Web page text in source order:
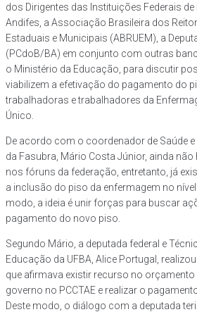
dos Dirigentes das Instituições Federais
Andifes, a Associação Brasileira dos
Estaduais e Municipais (ABRUEM), a
(PCdoB/BA) em conjunto com outras
o Ministério da Educação, para discutir
viabilizem a efetivação do pagamento do
trabalhadoras e trabalhadores da
Único.
De acordo com o coordenador de Saúde
da Fasubra, Mário Costa Júnior, ainda
nos fóruns da federação, entretanto, já
a inclusão do piso da enfermagem no nível
modo, a ideia é unir forças para buscar
pagamento do novo piso.
Segundo Mário, a deputada federal e
Educação da UFBA, Alice Portugal,
que afirmava existir recurso no orçamento
governo no PCCTAE e realizar o
Deste modo, o diálogo com a deputada